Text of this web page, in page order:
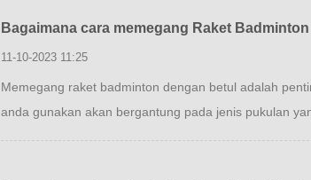
Bagaimana cara memegang Raket
11-10-2023 11:25
Memegang raket badminton dengan betul adalah
anda gunakan akan bergantung pada jenis pukulan